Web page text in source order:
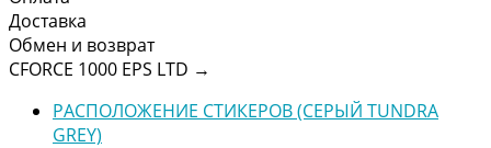
Доставка
Обмен и возврат
CFORCE 1000 EPS LTD →
РАСПОЛОЖЕНИЕ СТИКЕРОВ (СЕРЫЙ TUNDRA
GREY)